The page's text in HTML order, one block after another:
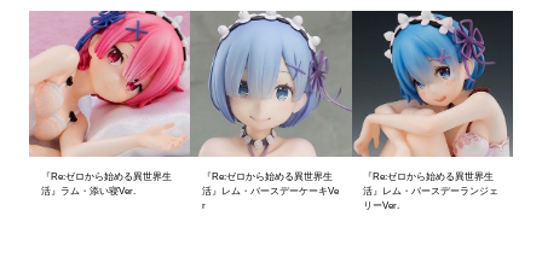
『Re:ゼロから始める異世界生
活』ラム・添い寝Ver.
『Re:ゼロから始める異世界生
活』レム・バースデーケーキVe
r
『Re:ゼロから始める異世界生
活』レム・バースデーランジェ
リーVer.